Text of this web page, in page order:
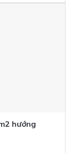
hướng